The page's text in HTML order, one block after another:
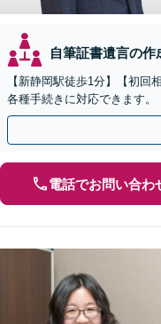
自筆証書遺言の作
【新静岡駅徒歩1分】【初回
各種手続きに対応できます。
電話でお問い合わ